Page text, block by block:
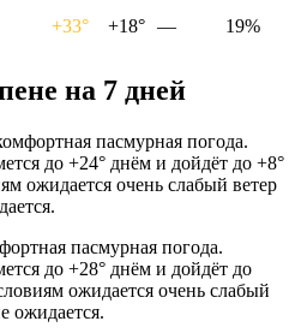
+33° +18° — 19%
на 7 дней
пасмурная погода.
до +24° днём и дойдёт до +8°
ожидается очень слабый ветер
пасмурная погода.
до +28° днём и дойдёт до
ожидается очень слабый
ожидается.